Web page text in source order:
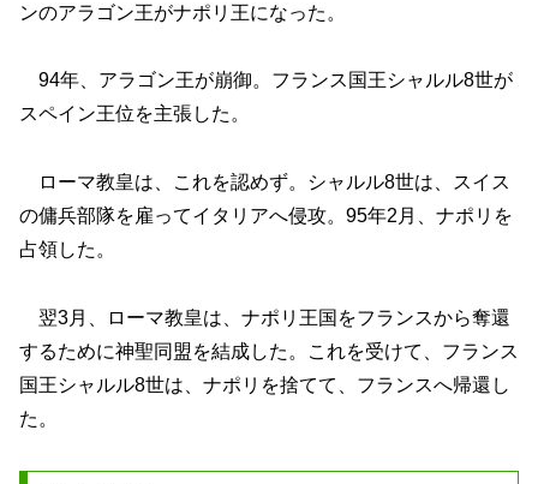
ンのアラゴン王がナポリ王になった。
94年、アラゴン王が崩御。フランス国王シャルル8世が
スペイン王位を主張した。
ローマ教皇は、これを認めず。シャルル8世は、スイス
の傭兵部隊を雇ってイタリアへ侵攻。95年2月、ナポリを
占領した。
翌3月、ローマ教皇は、ナポリ王国をフランスから奪還
するために神聖同盟を結成した。これを受けて、フランス
国王シャルル8世は、ナポリを捨てて、フランスへ帰還し
た。